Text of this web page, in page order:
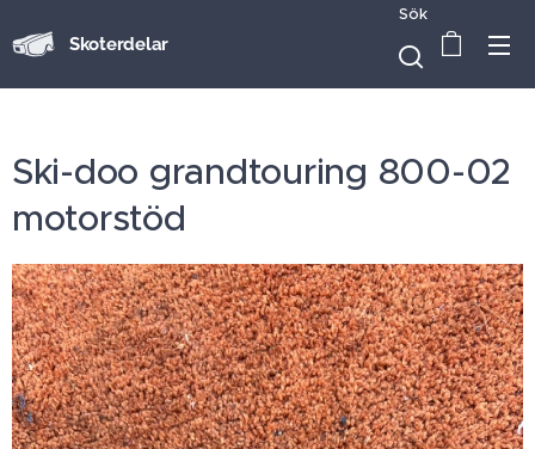
Skoterdelar
Sök
Ski-doo grandtouring 800-02
motorstöd